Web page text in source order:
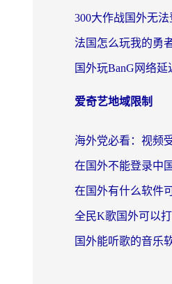
爱奇艺地域限制